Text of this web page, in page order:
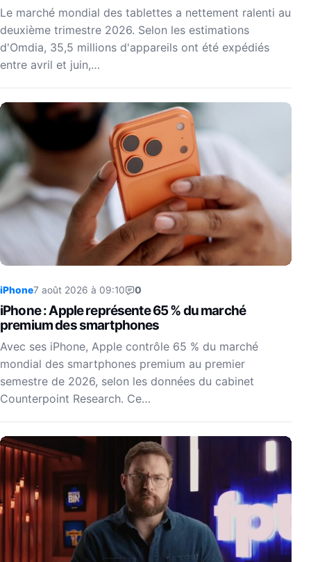
Le marché mondial des tablettes a nettement ralenti au
deuxième trimestre 2026. Selon les estimations
d'Omdia, 35,5 millions d'appareils ont été expédiés
entre avril et juin,…
iPhone7 août 2026 à 09:10 0
iPhone : Apple représente 65 % du marché
premium des smartphones
Avec ses iPhone, Apple contrôle 65 % du marché
mondial des smartphones premium au premier
semestre de 2026, selon les données du cabinet
Counterpoint Research. Ce…